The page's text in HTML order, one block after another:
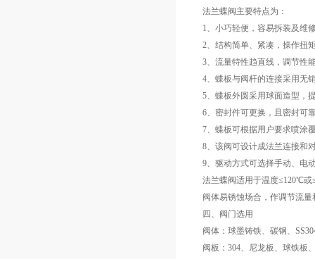
法兰蝶阀主要特点为：
1、小巧轻便，容易拆装及维
2、结构简单、紧凑，操作扭
3、流量特性趋直线，调节性
4、蝶板与阀杆的连接采用无
5、蝶板外圆采用球面造型，
6、密封件可更换，且密封可
7、蝶板可根据用户要求喷涂
8、该阀可设计成法兰连接和
9、驱动方式可选择手动、电
法兰蝶阀适用于温度≤120℃或
阀体易锈蚀场合，作调节流量
四、阀门选用
阀体：球墨铸铁、碳钢、
阀板：304、尼龙板、球铁板